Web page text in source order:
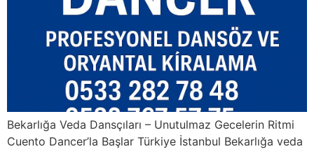
Bekarlığa Veda Dansçıları – Unutulmaz Gecelerin Ritmi
Cuento Dancer’la Başlar Türkiye İstanbul Bekarlığa veda